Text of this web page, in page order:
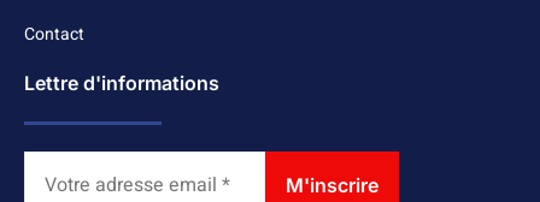
Contact
Lettre d'informations